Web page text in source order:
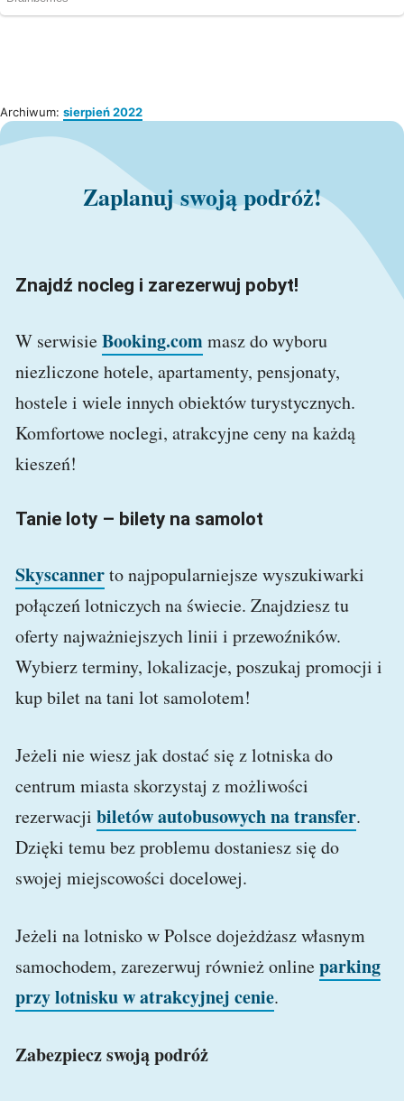
Archiwum: sierpień 2022
Zaplanuj swoją podróż!
Znajdź nocleg i zarezerwuj pobyt!
W serwisieBooking.commasz do wyboru
niezliczone hotele, apartamenty, pensjonaty,
hostele i wiele innych obiektów turystycznych.
Komfortowe noclegi, atrakcyjne ceny na każdą
kieszeń!
Tanie loty – bilety na samolot
Skyscannerto najpopularniejsze wyszukiwarki
połączeń lotniczych na świecie. Znajdziesz tu
oferty najważniejszych linii i przewoźników.
Wybierz terminy, lokalizacje, poszukaj promocji i
kup bilet na tani lot samolotem!
Jeżeli nie wiesz jak dostać się z lotniska do
centrum miasta skorzystaj z możliwości
rezerwacji biletów autobusowych na transfer.
Dzięki temu bez problemu dostaniesz się do
swojej miejscowości docelowej.
Jeżeli na lotnisko w Polsce dojeżdżasz własnym
samochodem, zarezerwuj również onlineparking
przy lotnisku w atrakcyjnej cenie.
Zabezpiecz swoją podróż